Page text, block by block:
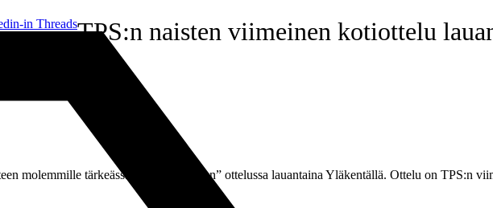
in ThreadsTPS:n naisten viimeinen kotiottelu
molemmille tärkeässä ”kuuden pisteen” ottelussa lauantaina Yläkentällä. Ottelu on TPS:n